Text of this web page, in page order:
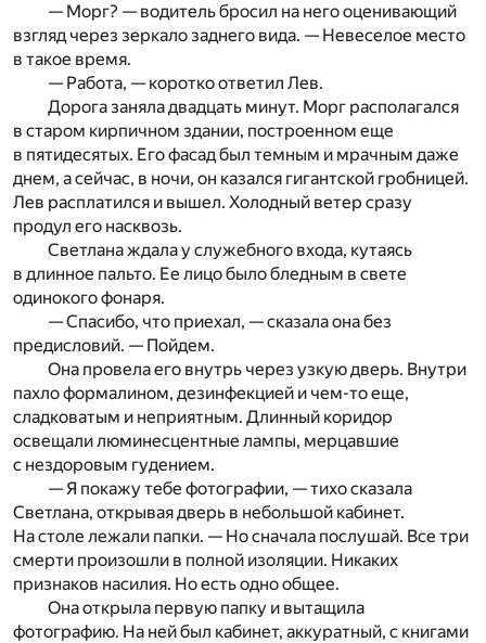
— Морг? — водитель бросил на него оценивающий
взгляд через зеркало заднего вида. — Невеселое место
в такое время.
— Работа, — коротко ответил Лев.
Дорога заняла двадцать минут. Морг располагался
в старом кирпичном здании, построенном еще
в пятидесятых. Его фасад был темным и мрачным даже
днем, а сейчас, в ночи, он казался гигантской гробницей.
Лев расплатился и вышел. Холодный ветер сразу
продул его насквозь.
Светлана ждала у служебного входа, кутаясь
в длинное пальто. Ее лицо было бледным в свете
одинокого фонаря.
— Спасибо, что приехал, — сказала она без
предисловий. — Пойдем.
Она провела его внутрь через узкую дверь. Внутри
пахло формалином, дезинфекцией и чем-то еще,
сладковатым и неприятным. Длинный коридор
освещали люминесцентные лампы, мерцавшие
с нездоровым гудением.
— Я покажу тебе фотографии, — тихо сказала
Светлана, открывая дверь в небольшой кабинет.
На столе лежали папки. — Но сначала послушай. Все три
смерти произошли в полной изоляции. Никаких
признаков насилия. Но есть одно общее.
Она открыла первую папку и вытащила
фотографию. На ней был кабинет, аккуратный, с книгами